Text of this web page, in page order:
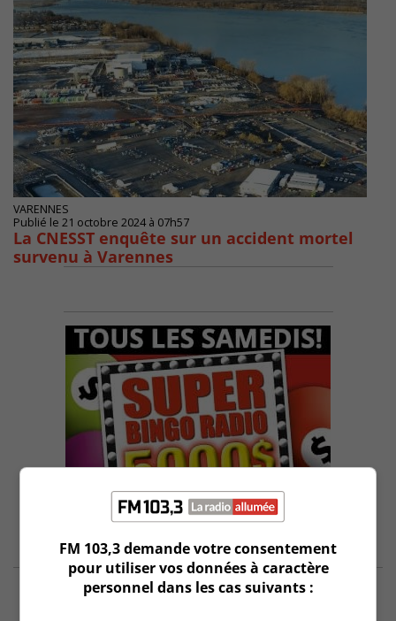
VARENNES
Publié le 21 octobre 2024 à 07h57
La CNESST enquête sur un accident mortel
survenu à Varennes
FM 103,3 demande votre consentement
pour utiliser vos données à caractère
personnel dans les cas suivants :